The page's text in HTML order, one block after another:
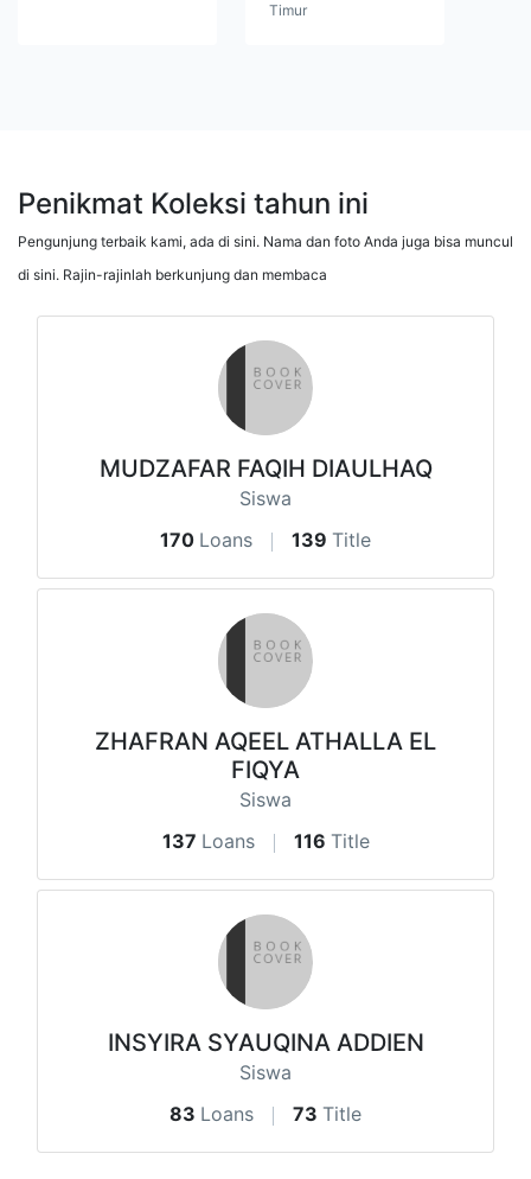
Timur
Penikmat Koleksi tahun ini
Pengunjung terbaik kami, ada di sini. Nama dan foto Anda juga bisa muncul
di sini. Rajin-rajinlah berkunjung dan membaca
MUDZAFAR FAQIH DIAULHAQ
Siswa
170 Loans 139 Title
ZHAFRAN AQEEL ATHALLA EL
FIQYA
Siswa
137 Loans 116 Title
INSYIRA SYAUQINA ADDIEN
Siswa
83 Loans 73 Title